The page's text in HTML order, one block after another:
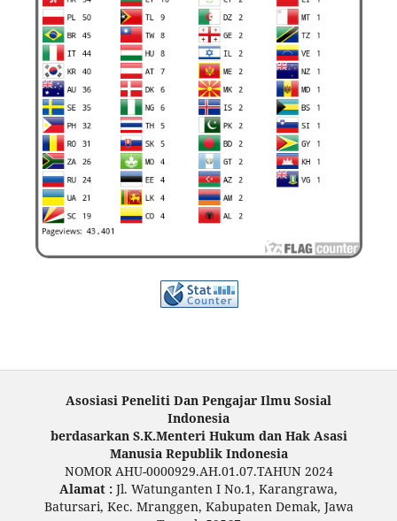
Asosiasi Peneliti Dan Pengajar Ilmu Sosial
Indonesia
berdasarkan S.K.Menteri Hukum dan Hak Asasi
Manusia Republik Indonesia
NOMOR AHU-0000929.AH.01.07.TAHUN 2024
Alamat : Jl. Watunganten I No.1, Karangrawa,
Batursari, Kec. Mranggen, Kabupaten Demak, Jawa